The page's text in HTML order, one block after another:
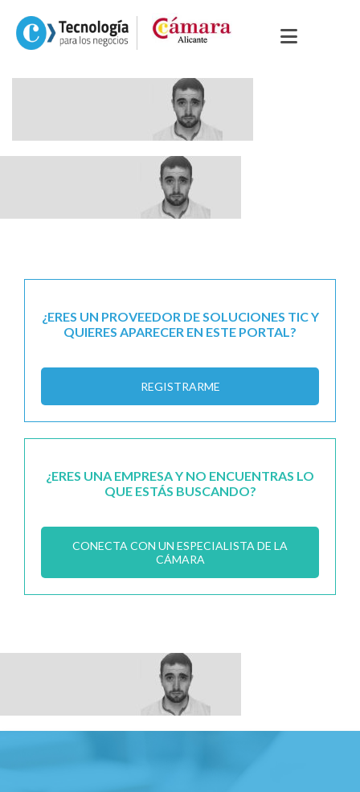
¿ERES UN PROVEEDOR DE SOLUCIONES TIC Y
QUIERES APARECER EN ESTE PORTAL?
REGISTRARME
¿ERES UNA EMPRESA Y NO ENCUENTRAS LO
QUE ESTÁS BUSCANDO?
CONECTA CON UN ESPECIALISTA DE LA
CÁMARA